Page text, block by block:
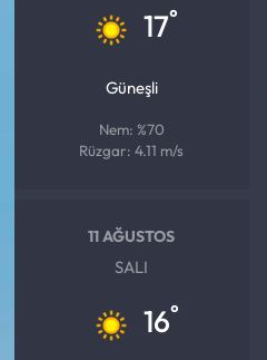
17°
Güneşli
Nem: %70
Rüzgar: 4.11 m/s
11 AĞUSTOS
SALI
16°